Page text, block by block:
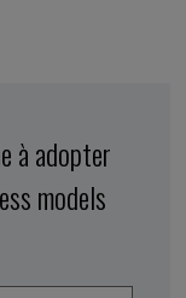
à adopter
models